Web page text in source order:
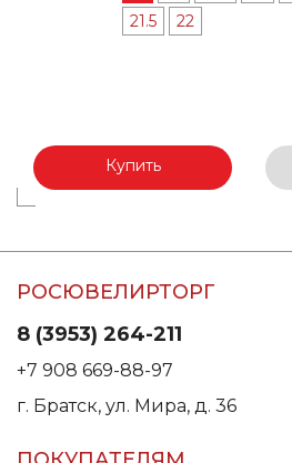
21.5
22
Купить
РОСЮВЕЛИРТОРГ
8 (3953) 264-211
+7 908 669-88-97
г. Братск, ул. Мира, д. 36